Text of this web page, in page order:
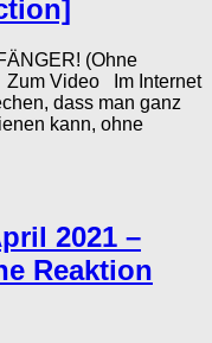
(Ohne
Video Im Internet
dass man ganz
kann, ohne
2021 –
Reaktion